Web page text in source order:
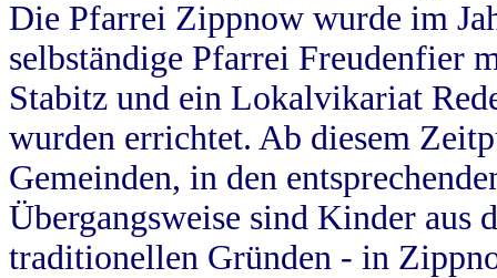
Die Pfarrei Zippnow wurde im
selbständige Pfarrei Freudenfier
Stabitz und ein Lokalvikariat
wurden errichtet. Ab diesem
Gemeinden, in den
Übergangsweise sind Kinder aus
traditionellen Gründen - in